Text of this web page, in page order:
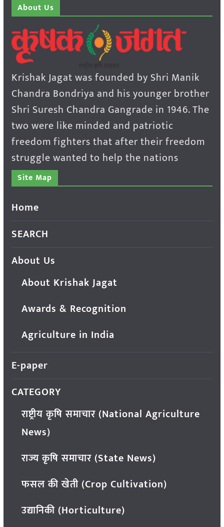
About Us
Krishak Jagat was founded by Shri Manik
Chandra Bondriya and his younger brother
Shri Suresh Chandra Gangrade in 1946. The
two were like minded and patriotic
freedom fighters that after their freedom
struggle wanted to help the nations
Site Map
Home
SEARCH
About Us
About Krishak Jagat
Awards & Recognition
Agriculture in India
E-paper
CATEGORY
राष्ट्रीय कृषि समाचार (National Agriculture
News)
राज्य कृषि समाचार (State News)
फसल की खेती (Crop Cultivation)
उद्यानिकी (Horticulture)